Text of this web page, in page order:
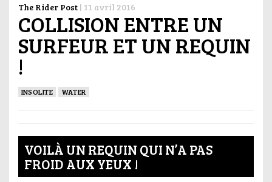
The Rider Post | 11 avril 2016
COLLISION ENTRE UN
SURFEUR ET UN REQUIN
!
INSOLITE WATER
VOILÀ UN REQUIN QUI N’A PAS
FROID AUX YEUX !